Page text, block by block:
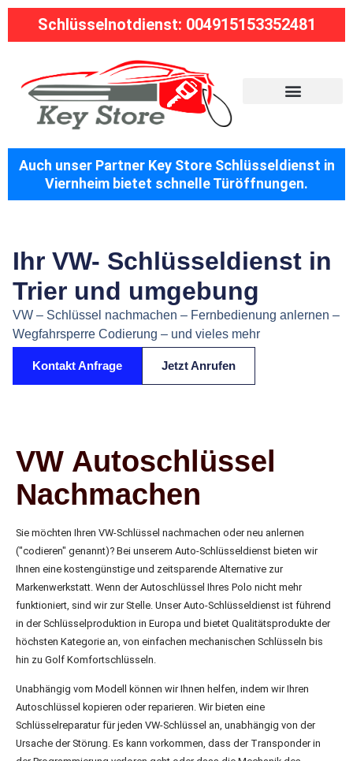
Schlüsselnotdienst: 004915153352481
Auch unser Partner Key Store Schlüsseldienst in
Viernheim bietet schnelle Türöffnungen.
Ihr VW- Schlüsseldienst in
Trier und umgebung
VW – Schlüssel nachmachen – Fernbedienung anlernen –
Wegfahrsperre Codierung – und vieles mehr
Kontakt Anfrage Jetzt Anrufen
VW Autoschlüssel
Nachmachen
Sie möchten Ihren VW-Schlüssel nachmachen oder neu anlernen
("codieren" genannt)? Bei unserem Auto-Schlüsseldienst bieten wir
Ihnen eine kostengünstige und zeitsparende Alternative zur
Markenwerkstatt. Wenn der Autoschlüssel Ihres Polo nicht mehr
funktioniert, sind wir zur Stelle. Unser Auto-Schlüsseldienst ist führend
in der Schlüsselproduktion in Europa und bietet Qualitätsprodukte der
höchsten Kategorie an, von einfachen mechanischen Schlüsseln bis
hin zu Golf Komfortschlüsseln.
Unabhängig vom Modell können wir Ihnen helfen, indem wir Ihren
Autoschlüssel kopieren oder reparieren. Wir bieten eine
Schlüsselreparatur für jeden VW-Schlüssel an, unabhängig von der
Ursache der Störung. Es kann vorkommen, dass der Transponder in